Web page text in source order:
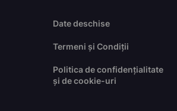
Date deschise
Termeni și Condiții
Politica de confidențialitate
și de cookie-uri